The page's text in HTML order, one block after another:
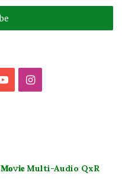
YouTubeInstagram
Multi-Audio QxR